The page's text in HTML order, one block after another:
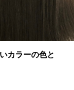
カラーの色と